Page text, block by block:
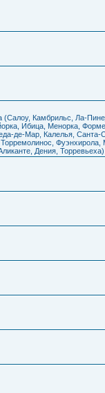
(Салоу, Камбрильс, Ла-
Ибица, Менорка,
де-Мар, Калелья, Санта-
Фуэнхирола,
Дения, Торревьеха)